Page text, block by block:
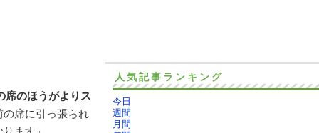
席のほうがよりス
席に引っ張られ
人気記事ランキング
今日
週間
月間